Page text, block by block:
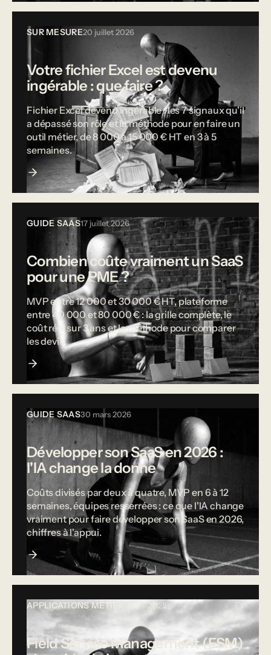
SUR MESURE20 juillet 2026
Votre fichier Excel est devenu
ingérable : que faire ?
Fichier Excel devenu ingérable : les 7 signaux qu'il
a dépassé son rôle et la méthode pour en faire un
outil métier, de 8 000 à 15 000 € HT en 3 à 5
semaines.
GUIDE SAAS17 juillet 2026
Combien coûte vraiment un SaaS
pour une PME ?
MVP entre 12 000 et 30 000 € HT, plateforme
entre 40 000 et 80 000 € : la grille complète, le
coût réel sur 3 ans et la méthode pour comparer
les devis.
GUIDE SAAS30 mars 2026
Développer son SaaS en 2026 :
l'IA change la donne
Coûts divisés par deux à quatre, MVP en 6 à 12
semaines, équipes resserrées : ce que l'IA change
vraiment pour faire développer son SaaS en 2026,
chiffres à l'appui.
APPLICATIONS MÉTIER 12 mai 2025
Field Service Management (FSM)